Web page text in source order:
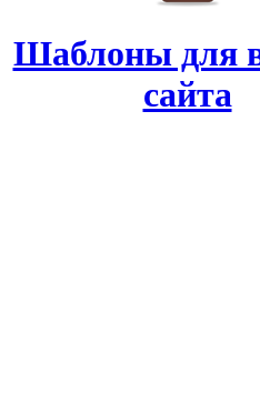
Шаблоны для
сайта